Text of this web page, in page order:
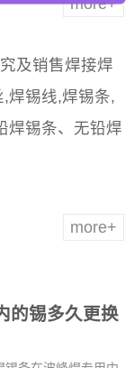
more+
及销售焊接焊
焊锡线,焊锡条,
焊锡条、无铅焊
more+
的锡多久更换